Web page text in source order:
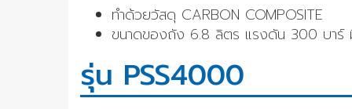
ทำด้วยวัสดุ CARBON COMPOSITE
ขนาดของถัง 6.8 ลิตร แรงดัน 300 บาร์ มี
รุ่น PSS4000